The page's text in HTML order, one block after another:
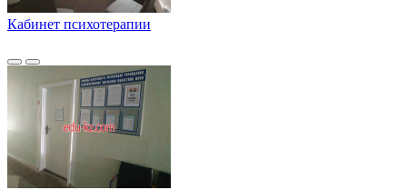
Кабинет психотерапии